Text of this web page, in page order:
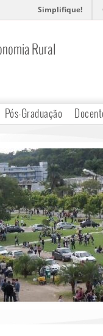
Simplifique!
Rural
Pós-Graduação